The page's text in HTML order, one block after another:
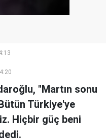
"Martın sonu
Türkiye'ye
Hiçbir güç beni